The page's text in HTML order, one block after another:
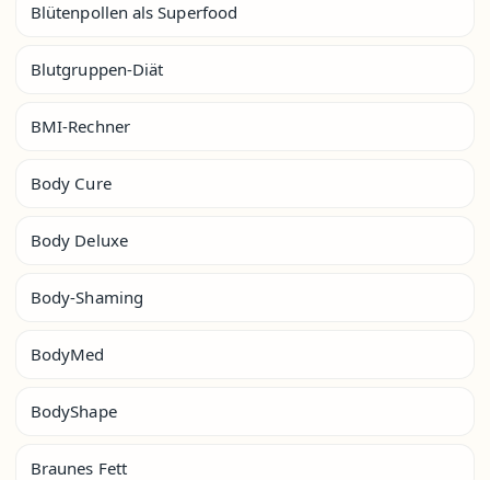
Blütenpollen als Superfood
Blutgruppen-Diät
BMI-Rechner
Body Cure
Body Deluxe
Body-Shaming
BodyMed
BodyShape
Braunes Fett